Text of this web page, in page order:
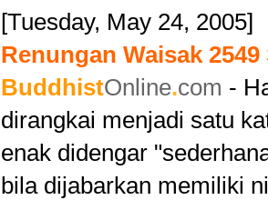
[Tuesday, May 24, 2005]
Renungan Waisak 2549
BuddhistOnline.com -
dirangkai menjadi satu
enak didengar
bila dijabarkan memiliki